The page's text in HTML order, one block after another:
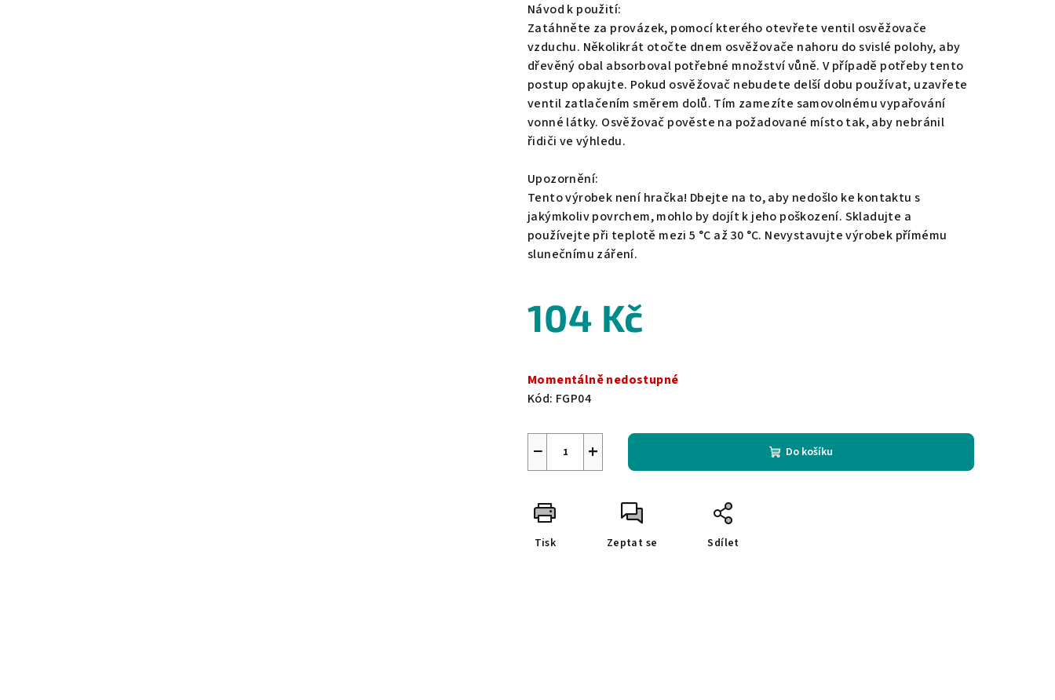
Návod k použití:
Zatáhněte za provázek, pomocí kterého otevřete ventil osvěžovače
vzduchu. Několikrát otočte dnem osvěžovače nahoru do svislé polohy, aby
dřevěný obal absorboval potřebné množství vůně. V případě potřeby tento
postup opakujte. Pokud osvěžovač nebudete delší dobu používat, uzavřete
ventil zatlačením směrem dolů. Tím zamezíte samovolnému vypařování
vonné látky. Osvěžovač pověste na požadované místo tak, aby nebránil
řidiči ve výhledu.
Upozornění:
Tento výrobek není hračka! Dbejte na to, aby nedošlo ke kontaktu s
jakýmkoliv povrchem, mohlo by dojít k jeho poškození. Skladujte a
používejte při teplotě mezi 5 °C až 30 °C. Nevystavujte výrobek přímému
slunečnímu záření.
104 Kč
cena:
Momentálně nedostupné
Kód: FGP04
+
− Do košíku
Tisk Zeptat se Sdílet